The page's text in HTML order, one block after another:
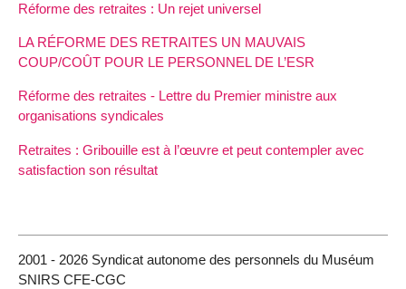
Réforme des retraites : Un rejet universel
LA RÉFORME DES RETRAITES UN MAUVAIS
COUP/COÛT POUR LE PERSONNEL DE L’ESR
Réforme des retraites - Lettre du Premier ministre aux
organisations syndicales
Retraites : Gribouille est à l’œuvre et peut contempler avec
satisfaction son résultat
2001 - 2026 Syndicat autonome des personnels du Muséum
SNIRS CFE-CGC